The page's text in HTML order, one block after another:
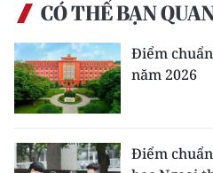
CÓ THỂ BẠN
Điểm
năm 2026
Điểm